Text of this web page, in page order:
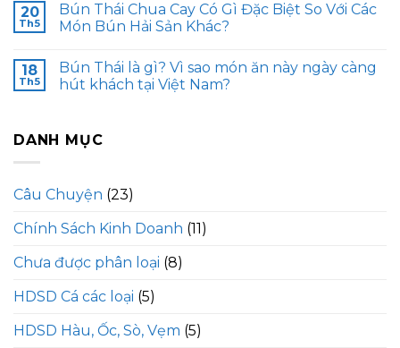
20
Th5
Bún Thái Chua Cay Có Gì Đặc Biệt So Với Các
Món Bún Hải Sản Khác?
18
Th5
Bún Thái là gì? Vì sao món ăn này ngày càng
hút khách tại Việt Nam?
DANH MỤC
Câu Chuyện (23)
Chính Sách Kinh Doanh (11)
Chưa được phân loại (8)
HDSD Cá các loại (5)
HDSD Hàu, Ốc, Sò, Vẹm (5)